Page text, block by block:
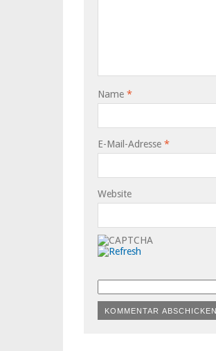
Name *
E-Mail-Adresse *
Website